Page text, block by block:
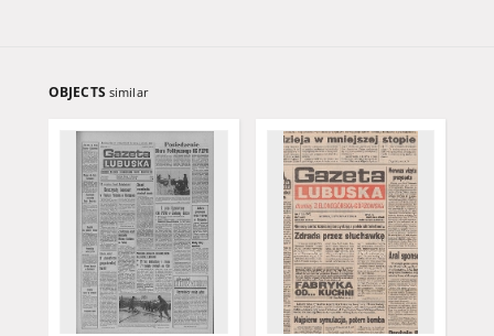
OBJECTS similar